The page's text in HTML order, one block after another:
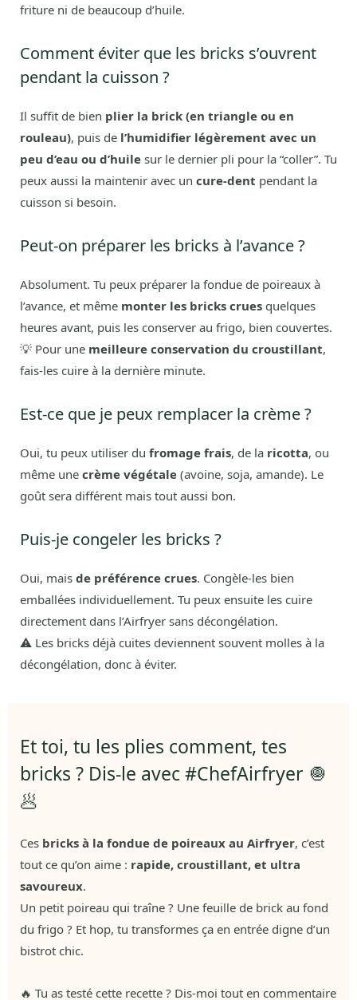
friture ni de beaucoup d’huile.
Comment éviter que les bricks s’ouvrent
pendant la cuisson ?
Il suffit de bien plier la brick (en triangle ou en
rouleau), puis de l’humidifier légèrement avec un
peu d’eau ou d’huile sur le dernier pli pour la “coller”. Tu
peux aussi la maintenir avec un cure-dent pendant la
cuisson si besoin.
Peut-on préparer les bricks à l’avance ?
Absolument. Tu peux préparer la fondue de poireaux à
l’avance, et même monter les bricks crues quelques
heures avant, puis les conserver au frigo, bien couvertes.
💡 Pour une meilleure conservation du croustillant,
fais-les cuire à la dernière minute.
Est-ce que je peux remplacer la crème ?
Oui, tu peux utiliser du fromage frais, de la ricotta, ou
même une crème végétale (avoine, soja, amande). Le
goût sera différent mais tout aussi bon.
Puis-je congeler les bricks ?
Oui, mais de préférence crues. Congèle-les bien
emballées individuellement. Tu peux ensuite les cuire
directement dans l’Airfryer sans décongélation.
⚠️ Les bricks déjà cuites deviennent souvent molles à la
décongélation, donc à éviter.
Et toi, tu les plies comment, tes
bricks ? Dis-le avec #ChefAirfryer 🧅
🥟
Ces bricks à la fondue de poireaux au Airfryer, c’est
tout ce qu’on aime : rapide, croustillant, et ultra
savoureux.
Un petit poireau qui traîne ? Une feuille de brick au fond
du frigo ? Et hop, tu transformes ça en entrée digne d’un
bistrot chic.
🔥 Tu as testé cette recette ? Dis-moi tout en commentaire